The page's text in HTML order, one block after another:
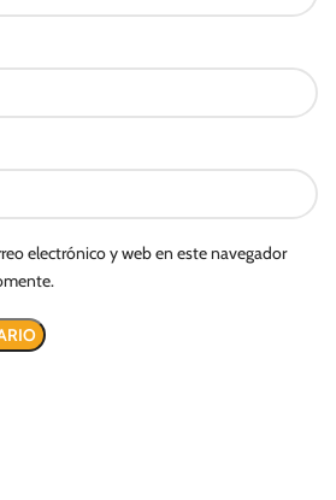
electrónico y web en este navegador